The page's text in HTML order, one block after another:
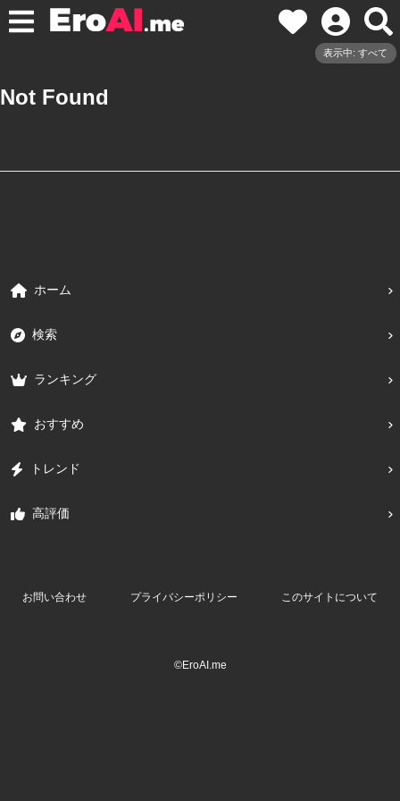
表示中: すべて
Not Found
ホーム
検索
ランキング
おすすめ
トレンド
高評価
お問い合わせ プライバシーポリシー このサイトについて
©EroAI.me